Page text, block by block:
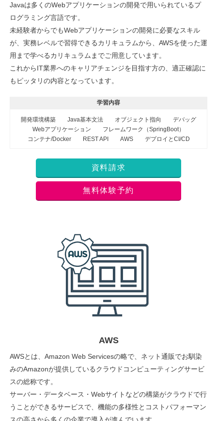
Javaは多くのWebアプリケーションの開発で用いられているプ
ログラミング言語です。
未経験者からでもWebアプリケーションの開発に必要なスキル
が、実務レベルで習得できるカリキュラムから、AWSを使った運
用まで学べるカリキュラムまでご用意しています。
これからIT業界へのキャリアチェンジを目指す方の、適正確認に
もピッタリの内容となっています。
学習内容
開発環境構築 Java基本文法 オブジェクト指向
デバッグ
Webアプリケーション
フレームワーク（SpringBoot）
コンテナ/Docker
REST API AWS デプロイとCI/CD
資料請求
無料体験予約
AWS
AWSとは、Amazon Web Servicesの略で、ネット通販でお馴染
みのAmazonが提供しているクラウドコンピューティングサービ
スの総称です。
サーバー・データベース・Webサイトなどの構築がクラウドで行
うことができるサービスで、機能の多様性とコストパフォーマン